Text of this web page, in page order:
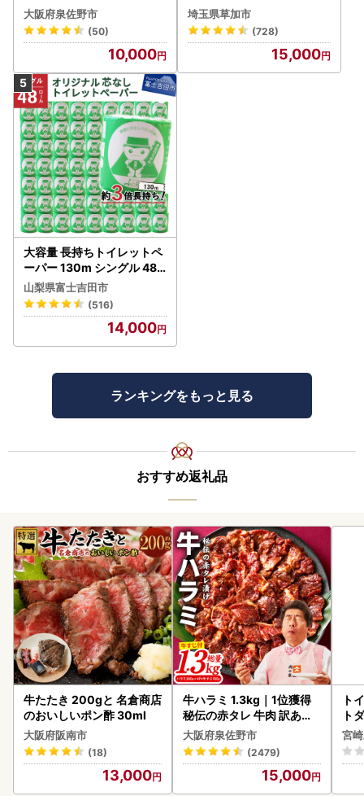
大阪府泉佐野市
(50)
10,000
ック 4ロール×6P
埼玉県草加市
(728)
15,000
大容量 長持ちトイレットペ
ーパー 130m シングル 48R
芯なし 3倍巻 トイレット
山梨県富士吉田市
(516)
14,000
ランキングをもっと見る
おすすめ返礼品
牛たたき 200gと 名倉商店
のおいしいポン酢 30ml
大阪府阪南市
(18)
13,000
牛ハラミ 1.3kg｜1位獲得
秘伝の赤タレ 牛肉 訳あり
焼肉 BBQ
大阪府泉佐野市
(2479)
15,000
ト
ト
速
宮